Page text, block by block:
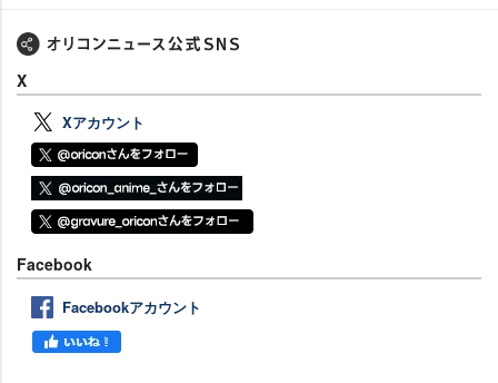
X
Xアカウント
Facebook
Facebookアカウント